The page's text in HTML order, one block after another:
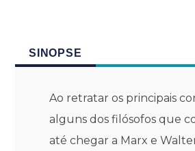
SINOPSE
Ao retratar os principais
alguns dos filósofos que
até chegar a Marx e